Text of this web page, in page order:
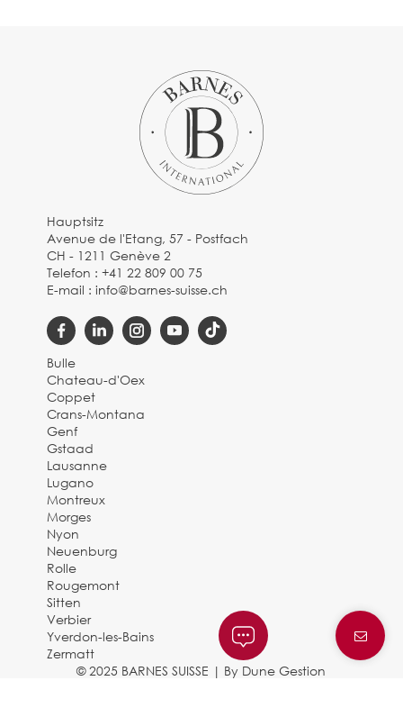
Hauptsitz
Avenue de l'Etang, 57 - Postfach
CH - 1211 Genève 2
Telefon :+41 22 809 00 75
E-mail :info@barnes-suisse.ch
Bulle
Chateau-d'Oex
Coppet
Crans-Montana
Genf
Gstaad
Lausanne
Lugano
Montreux
Morges
Nyon
Neuenburg
Rolle
Rougemont
Sitten
Verbier
Yverdon-les-Bains
Zermatt
© 2025 BARNES SUISSE | By Dune Gestion